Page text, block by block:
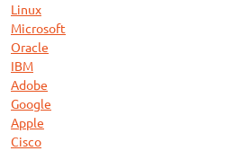
Linux
Microsoft
Oracle
IBM
Adobe
Google
Apple
Cisco